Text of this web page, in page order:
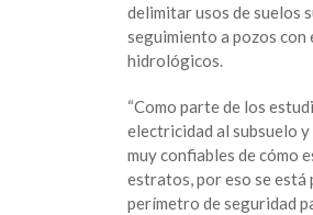
delimitar usos de suelos
seguimiento a pozos
hidrológicos.
“Como parte de los
electricidad al subsuelo
muy confiables de cómo
estratos, por eso se está
perímetro de seguridad